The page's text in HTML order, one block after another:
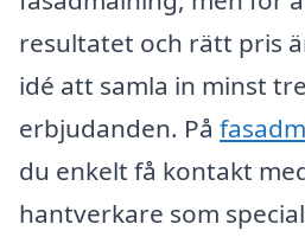
resultatet och rätt pris
idé att samla in minst
erbjudanden. På
du enkelt få kontakt
hantverkare som